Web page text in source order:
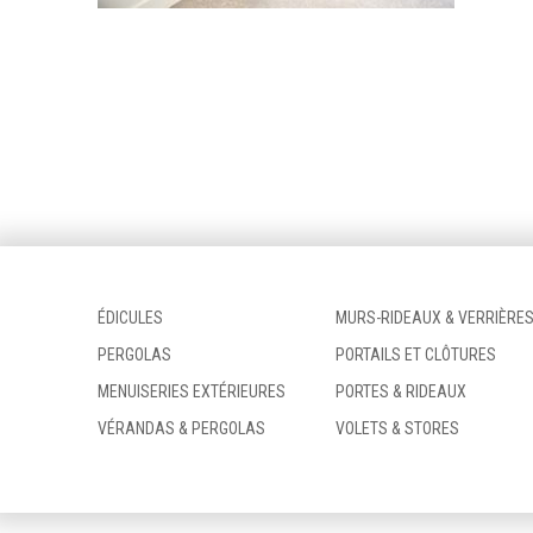
ÉDICULES
MURS-RIDEAUX & VERRIÈRES
PERGOLAS
PORTAILS ET CLÔTURES
MENUISERIES EXTÉRIEURES
PORTES & RIDEAUX
VÉRANDAS & PERGOLAS
VOLETS & STORES